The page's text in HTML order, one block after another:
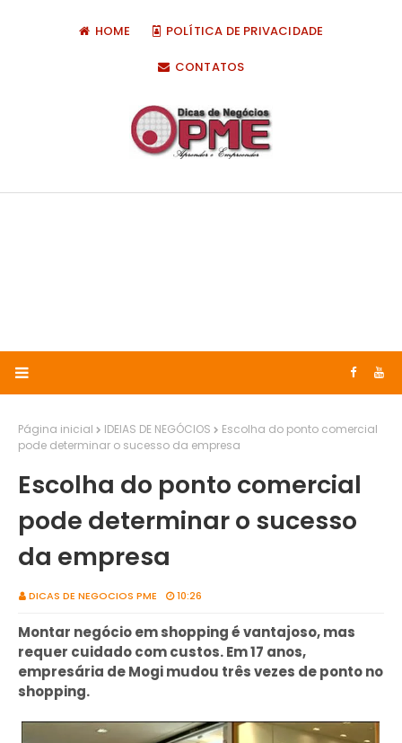
HOME POLÍTICA DE PRIVACIDADE
CONTATOS
Página inicial IDEIAS DE NEGÓCIOS
Escolha do ponto comercial
pode determinar o sucesso da empresa
Escolha do ponto comercial
pode determinar o sucesso
da empresa
DICAS DE NEGOCIOS PME 10:26
Montar negócio em shopping é vantajoso, mas
requer cuidado com custos. Em 17 anos,
empresária de Mogi mudou três vezes de ponto no
shopping.